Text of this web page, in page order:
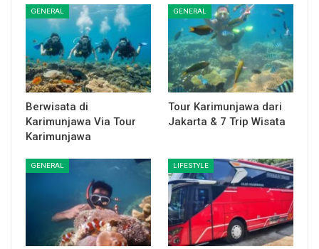
GENERAL
Berwisata di
Karimunjawa Via Tour
Karimunjawa
GENERAL
Tour Karimunjawa dari
Jakarta & 7 Trip Wisata
GENERAL LIFESTYLE